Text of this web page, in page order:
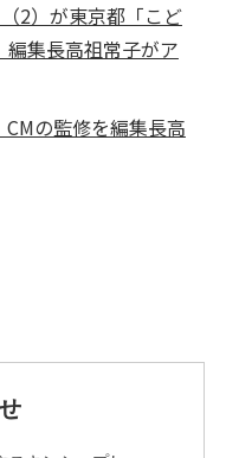
2）が東京都「こど
集長高祖常子がア
の監修を編集長高